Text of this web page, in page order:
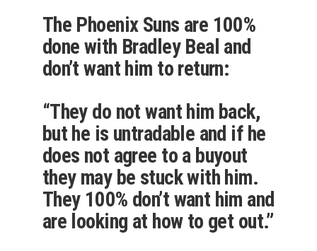
The Phoenix Suns are 100%
done with Bradley Beal and
don’t want him to return:
“They do not want him back,
but he is untradable and if he
does not agree to a buyout
they may be stuck with him.
They 100% don’t want him and
are looking at how to get out.”